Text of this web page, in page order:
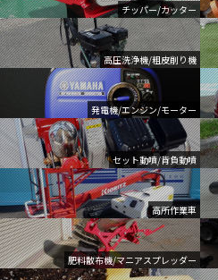
チッパー/カッター
高圧洗浄機/粗皮削り機
発電機/エンジン/モーター
セット動噴/背負動噴
高所作業車
肥料散布機/マニアスプレッダー